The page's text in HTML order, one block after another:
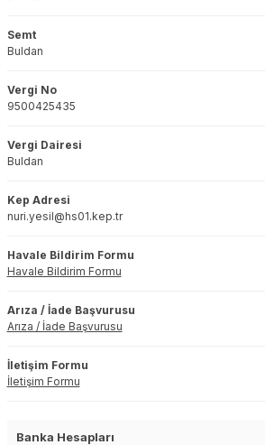
Semt
Buldan
Vergi No
9500425435
Vergi Dairesi
Buldan
Kep Adresi
nuri.yesil@hs01.kep.tr
Havale Bildirim Formu
Havale Bildirim Formu
Arıza / İade Başvurusu
Arıza / İade Başvurusu
İletişim Formu
İletişim Formu
Banka Hesapları